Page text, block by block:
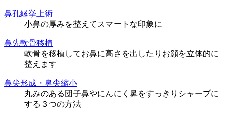
鼻孔縁挙上術
小鼻の厚みを整えてスマートな印象に
鼻先軟骨移植
軟骨を移植してお鼻に高さを出したりお顔を立体的に
整えます
鼻尖形成・鼻尖縮小
丸みのある団子鼻やにんにく鼻をすっきりシャープに
する３つの方法